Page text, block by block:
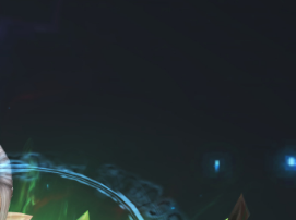
口隠し